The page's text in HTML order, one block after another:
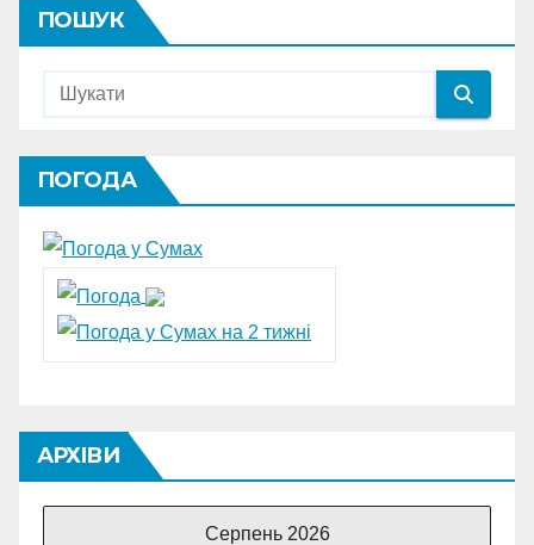
ПОШУК
ПОГОДА
АРХІВИ
Серпень 2026